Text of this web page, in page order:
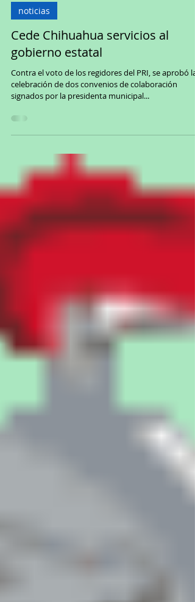
26 oct 2016
noticias
Cede Chihuahua servicios al
gobierno estatal
Contra el voto de los regidores del PRI, se aprobó la
celebración de dos convenios de colaboración